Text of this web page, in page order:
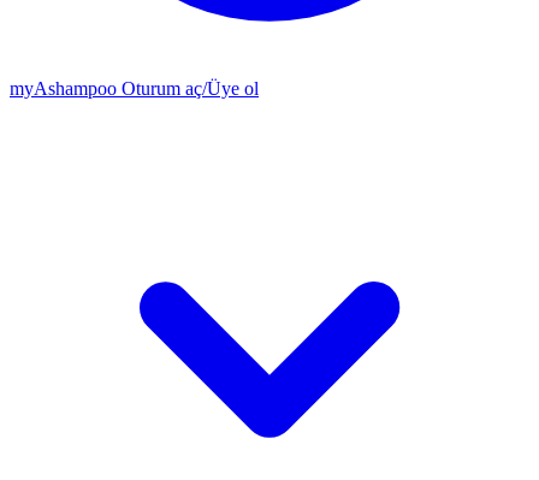
myAshampoo Oturum aç/Üye ol